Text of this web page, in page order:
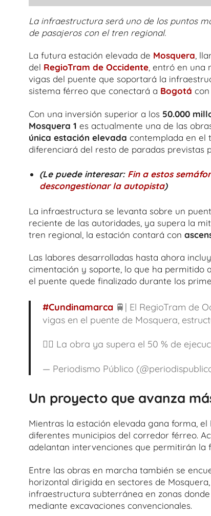
La infraestructura será uno de los puntos
de pasajeros con el tren regional.
La futura estación elevada de Mosquera,
del RegioTram de Occidente, entró en una
vigas del puente que soportará la
sistema férreo que conectará a Bogotá
Con una inversión superior a los 50.000
Mosquera 1 es actualmente una de las
única estación elevada contemplada en el
diferenciará del resto de paradas previstas
(Le puede interesar: Fin a estos
descongestionar la autopista)
La infraestructura se levanta sobre un
reciente de las autoridades, ya supera la
tren regional, la estación contará con
Las labores desarrolladas hasta ahora
cimentación y soporte, lo que ha permitido
el puente quede finalizado durante los
#Cundinamarca🚆| El RegioTram de
vigas en el puente de Mosquera,
👉🏻 La obra ya supera el 50 % de
— Periodismo Público
Un proyecto que avanza
Mientras la estación elevada gana forma,
diferentes municipios del corredor férreo.
adelantan intervenciones que permitirán la
Entre las obras en marcha también se
horizontal dirigida en sectores de
infraestructura subterránea en zonas
mediante excavaciones convencionales.